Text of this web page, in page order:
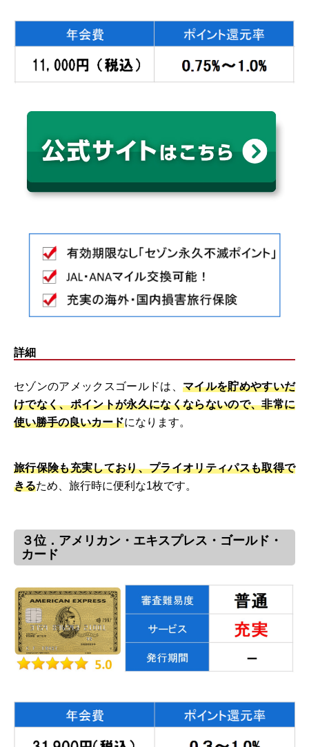
詳細
セゾンのアメックスゴールドは、 マイルを貯めやすいだ
けでなく、ポイントが永久になくならないので、非常に
使い勝手の良いカードになります。
旅行保険も充実しており、プライオリティパスも取得で
きるため、旅行時に便利な1枚です。
３位．アメリカン・エキスプレス・ゴールド・
カード